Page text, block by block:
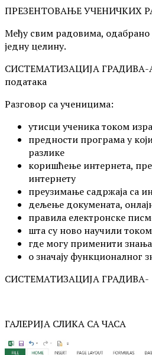
ПРЕЗЕНТОВАЊЕ УЧЕНИЧКИХ
Међу свим радовима, одабрано
једну целину.
СИСТЕМАТИЗАЦИЈА ГРАДИВА-
података
Разговор са ученицима:
утисци ученика током
предности програма у
разлике
коришћење интернета,
интернету
преузимање садржаја са
дељење докумената,
правила електронске
шта су ново научили
где могу применити
о значају функционалног
СИСТЕМАТИЗАЦИЈА ГРАДИВА-
ГАЛЕРИЈА СЛИКА СА ЧАСА